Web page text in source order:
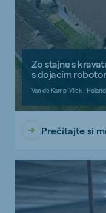
Zo stajne s
s dojacím
Van de Kamp-Vliek -
Prečítajte si